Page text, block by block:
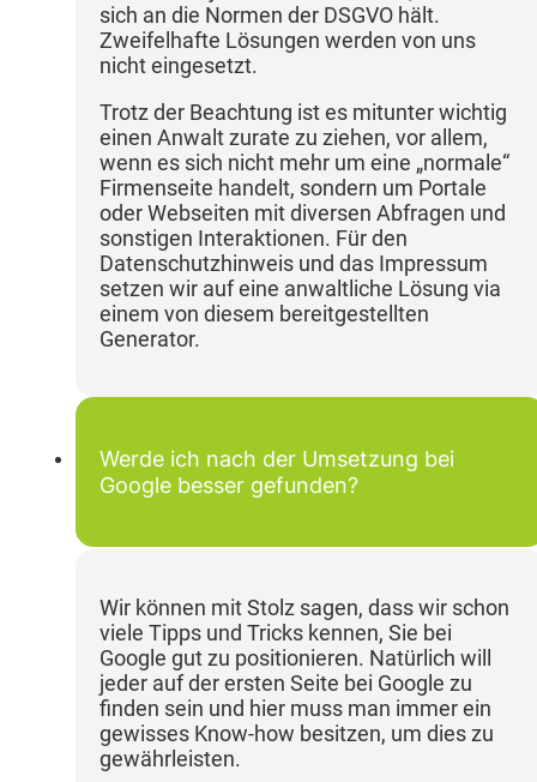
sich an die Normen der DSGVO hält.
Zweifelhafte Lösungen werden von uns
nicht eingesetzt.
Trotz der Beachtung ist es mitunter wichtig
einen Anwalt zurate zu ziehen, vor allem,
wenn es sich nicht mehr um eine „normale“
Firmenseite handelt, sondern um Portale
oder Webseiten mit diversen Abfragen und
sonstigen Interaktionen. Für den
Datenschutzhinweis und das Impressum
setzen wir auf eine anwaltliche Lösung via
einem von diesem bereitgestellten
Generator.
Werde ich nach der Umsetzung bei
Google besser gefunden?
Wir können mit Stolz sagen, dass wir schon
viele Tipps und Tricks kennen, Sie bei
Google gut zu positionieren. Natürlich will
jeder auf der ersten Seite bei Google zu
finden sein und hier muss man immer ein
gewisses Know-how besitzen, um dies zu
gewährleisten.